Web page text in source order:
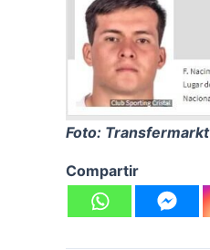
Foto: Transfermarkt
Compartir